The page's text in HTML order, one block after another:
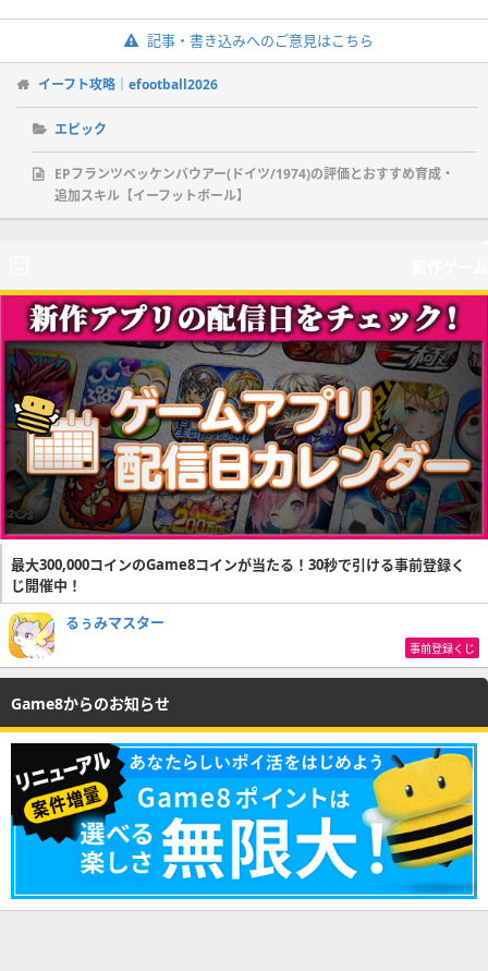
記事・書き込みへのご意見はこちら
イーフト攻略｜efootball2026
エピック
EPフランツベッケンバウアー(ドイツ/1974)の評価とおすすめ育成・
追加スキル【イーフットボール】
最大300,000コインのGame8コインが当たる！30秒で引ける事前登録く
じ開催中！
るぅみマスター
事前登録くじ
Game8からのお知らせ